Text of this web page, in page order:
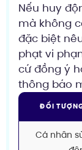
Nếu huy
mà không
đặc biệt
phạt vi
cứ đồng ý
thông báo
ĐỐI
Cá nhân